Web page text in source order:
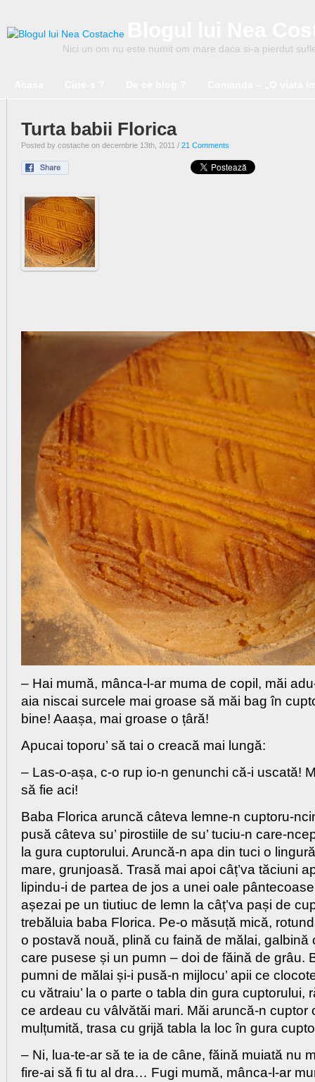
Nici un om nu este numit om mare daca si-a pierdut
Turta babii Florica
Posted by costache on decembrie 13th, 2011 / 21 Comments
– Hai mumă, mânca-l-ar muma de copil, măi
aia niscai surcele mai groase să măi bag în
bine! Aaașa, mai groase o țâră!
Apucai toporu’ să tai o creacă mai lungă:
– Las-o-așa, c-o rup io-n genunchi că-i uscată!
să fie aci!
Baba Florica aruncă câteva lemne-n cuptoru-
pusă câteva su’ pirostiile de su’ tuciu-n care-
la gura cuptorului. Aruncă-n apa din tuci o
mare, grunjoasă. Trasă mai apoi câț’va tăciuni
lipindu-i de partea de jos a unei oale
așezai pe un tiutiuc de lemn la câț’va pași de
trebăluia baba Florica. Pe-o măsuță mică,
o postavă nouă, plină cu faină de mălai, galbină
care pusese și un pumn – doi de făină de grâu.
pumni de mălai și-i pusă-n mijlocu’ apii ce
cu vătraiu’ la o parte o tabla din gura cuptorului,
ce ardeau cu vâlvătăi mari. Măi aruncă-n cuptor
mulțumită, trasa cu grijă tabla la loc în gura
– Ni, lua-te-ar să te ia de câne, făină muiată nu
fire-ai să fi tu al dra… Fugi mumă, mânca-l-ar